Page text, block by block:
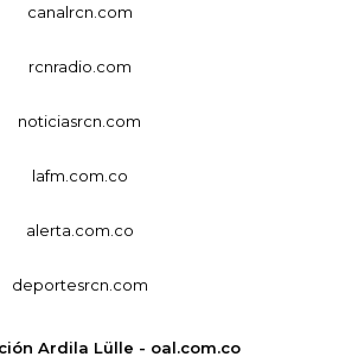
canalrcn.com
rcnradio.com
noticiasrcn.com
lafm.com.co
alerta.com.co
deportesrcn.com
Ardila Lülle - oal.com.co